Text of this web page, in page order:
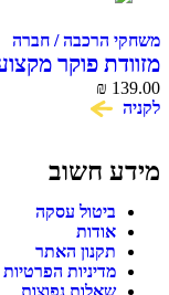
משחקי הרכבה / חברה
וקלפים
₪ 139.00
לקניה
מידע חשוב
ביטול עסקה
אודות
תקנון האתר
מדיניות הפרטיות
שאלות נפוצות